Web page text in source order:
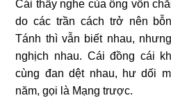
Cái thấy nghe của ông vốn
do các trần cách trở nên
Tánh thì vẫn biết nhau,
nghịch nhau. Cái đồng cái
cùng đan dệt nhau, hư dối
năm, gọi là Mạng trược.